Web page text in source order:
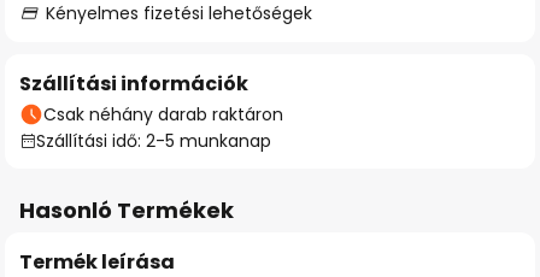
Kényelmes fizetési lehetőségek
Szállítási információk
Csak néhány darab raktáron
Szállítási idő: 2-5 munkanap
Hasonló Termékek
Termék leírása